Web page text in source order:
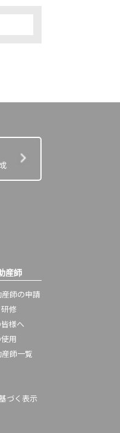
産師
師の申請
修
様へ
用
師一覧
づく表示